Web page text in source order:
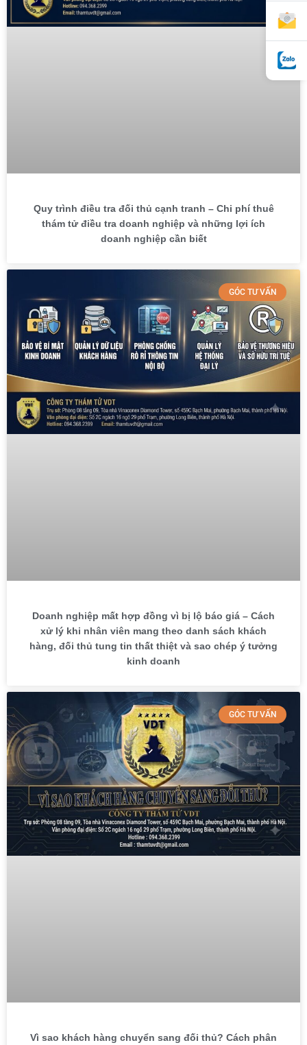
Quy trình điều tra đối thủ cạnh tranh – Chi phí thuê
thám tử điều tra doanh nghiệp và những lợi ích
doanh nghiệp cần biết
GÓC TƯ VẤN
Doanh nghiệp mất hợp đồng vì bị lộ báo giá – Cách
xử lý khi nhân viên mang theo danh sách khách
hàng, đối thủ tung tin thất thiệt và sao chép ý tưởng
kinh doanh
GÓC TƯ VẤN
Vì sao khách hàng chuyển sang đối thủ? Cách phân